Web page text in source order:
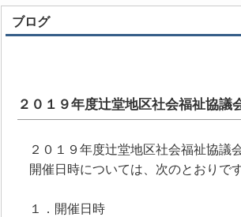
ブログ
２０１９年度辻堂地区社会福祉協議
２０１９年度辻堂地区社会福祉協議
開催日時については、次のとおりです
１．開催日時